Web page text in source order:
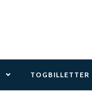
TOGBILLETTER